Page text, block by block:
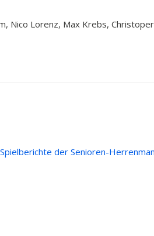
Nico Lorenz, Max Krebs,
Spielberichte der Senioren-